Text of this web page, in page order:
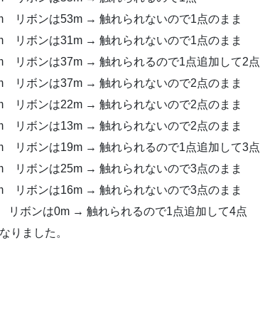
リボンは53m → 触れられないので1点のまま
リボンは31m → 触れられないので1点のまま
リボンは37m → 触れられるので1点追加して2点
リボンは37m → 触れられないので2点のまま
リボンは22m → 触れられないので2点のまま
リボンは13m → 触れられないので2点のまま
リボンは19m → 触れられるので1点追加して3点
リボンは25m → 触れられないので3点のまま
リボンは16m → 触れられないので3点のまま
リボンは0m → 触れられるので1点追加して4点
りました。